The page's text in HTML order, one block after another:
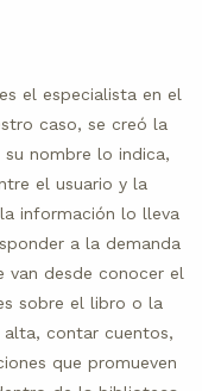
el especialista en el
caso, se creó la
su nombre lo indica,
el usuario y la
información lo lleva
a la demanda
van desde conocer el
sobre el libro o la
contar cuentos,
que promueven